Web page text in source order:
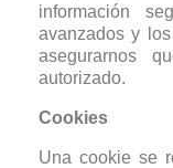
información
avanzados y
asegurarnos
autorizado.
Cookies
Una cookie se